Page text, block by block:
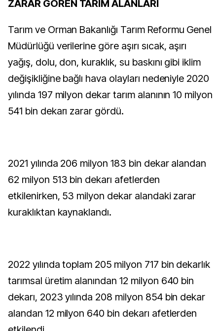
ZARAR GÖREN TARIM ALANLARI
Tarım ve Orman Bakanlığı Tarım Reformu Genel
Müdürlüğü verilerine göre aşırı sıcak, aşırı
yağış, dolu, don, kuraklık, su baskını gibi iklim
değişikliğine bağlı hava olayları nedeniyle 2020
yılında 197 milyon dekar tarım alanının 10 milyon
541 bin dekarı zarar gördü.
2021 yılında 206 milyon 183 bin dekar alandan
62 milyon 513 bin dekarı afetlerden
etkilenirken, 53 milyon dekar alandaki zarar
kuraklıktan kaynaklandı.
2022 yılında toplam 205 milyon 717 bin dekarlık
tarımsal üretim alanından 12 milyon 640 bin
dekarı, 2023 yılında 208 milyon 854 bin dekar
alandan 12 milyon 640 bin dekarı afetlerden